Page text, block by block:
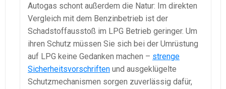
Autogas schont außerdem die Natur: Im direkten
Vergleich mit dem Benzinbetrieb ist der
Schadstoffausstoß im LPG Betrieb geringer. Um
ihren Schutz müssen Sie sich bei der Umrüstung
auf LPG keine Gedanken machen – strenge
Sicherheitsvorschriften und ausgeklügelte
Schutzmechanismen sorgen zuverlässig dafür,